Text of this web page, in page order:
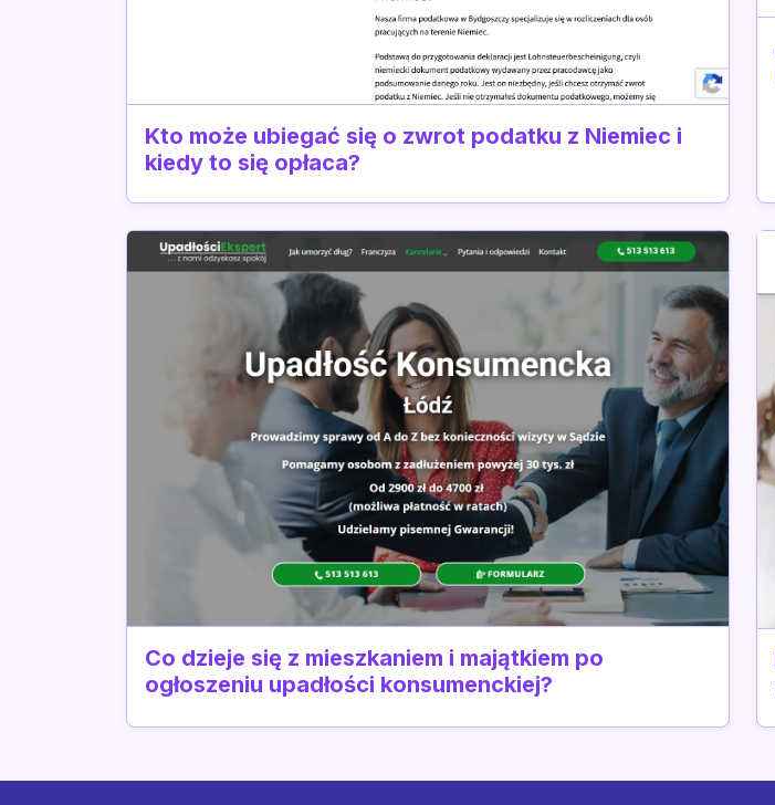
Kto może ubiegać się o zwrot podatku z Niemiec i
kiedy to się opłaca?
Co dzieje się z mieszkaniem i majątkiem po
ogłoszeniu upadłości konsumenckiej?